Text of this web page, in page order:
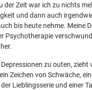
der Zeit war ich zu nichts
und dann auch
bis heute nehme. Meine
Psychotherapie
zu outen, zieht
Zeichen von Schwäche,
Lieblingsserie und einer